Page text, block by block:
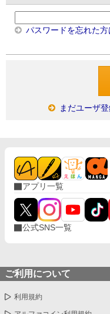
パスワードを忘れた方
まだユーザ
アプリ一覧
公式SNS一覧
ご利用について
利用規約